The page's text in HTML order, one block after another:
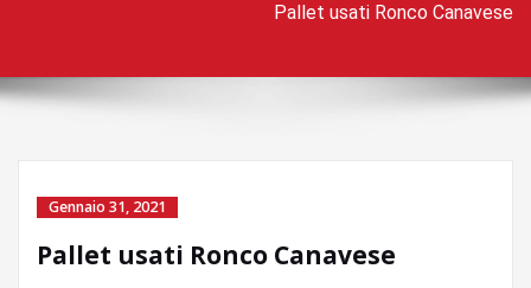
Pallet usati Ronco Canavese
Gennaio 31, 2021
Pallet usati Ronco Canavese